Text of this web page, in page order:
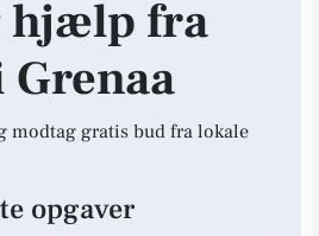
hjælp fra
modtag gratis bud fra lokale
opgaver